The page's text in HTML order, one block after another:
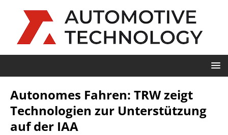
Autonomes Fahren: TRW zeigt
Technologien zur Unterstützung
auf der IAA